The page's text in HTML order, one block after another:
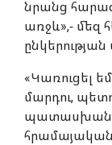
նրանց
առջև»,- մեզ
ընկերության
«Կառուցել
մարդու,